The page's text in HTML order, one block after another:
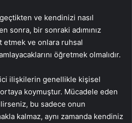
ve kendinizi nasıl
sonra, bir sonraki adımınız
etmek ve onlara ruhsal
öğretmek olmalıdır.
ilişkilerin genellikle kişisel
koymuştur. Mücadele eden
bu sadece onun
kalmaz, aynı zamanda kendiniz